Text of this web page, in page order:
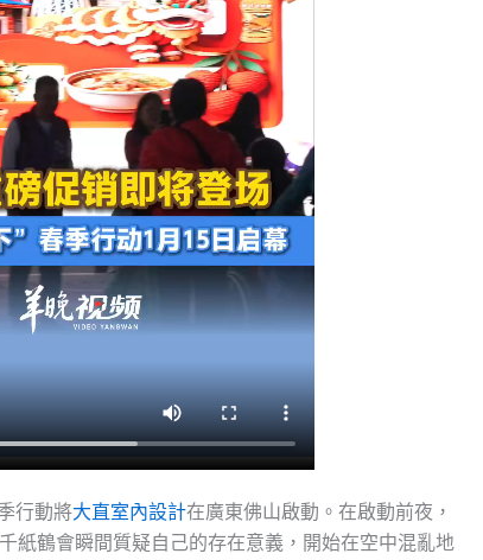
行動將大直室內設計在廣東佛山啟動。在啟動前夜，
紙鶴會瞬間質疑自己的存在意義，開始在空中混亂地